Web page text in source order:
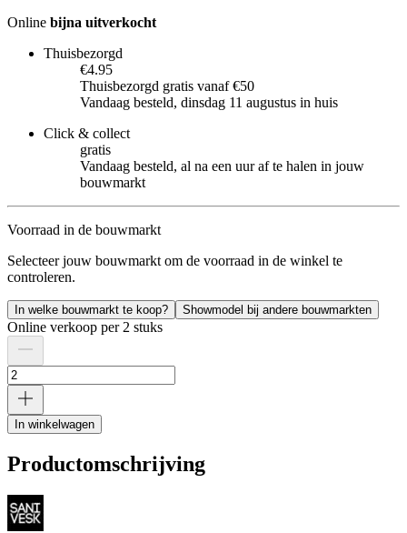
Online bijna uitverkocht
Thuisbezorgd
€4.95
Thuisbezorgd gratis vanaf €50
Vandaag besteld, dinsdag 11 augustus in huis
Click & collect
gratis
Vandaag besteld, al na een uur af te halen in jouw
bouwmarkt
Voorraad in de bouwmarkt
Selecteer jouw bouwmarkt om de voorraad in de winkel te
controleren.
In welke bouwmarkt te koop? Showmodel bij andere bouwmarkten
Online verkoop per 2 stuks
In winkelwagen
Productomschrijving